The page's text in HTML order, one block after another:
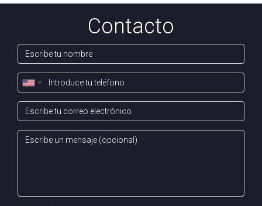
¿Qué debo hacer si mi propiedad no se vende?
Revisar la estrategia de marketing junto a un agente
experimentado puede ser clave para identificar áreas de
mejora y ajustar expectativas. Recuerda que al vender tu
propiedad es fundamental contar con asesoría
profesional, ¡Contacta a Pablo Acosta hoy mismo para
comenzar este emocionante viaje!
Contacto